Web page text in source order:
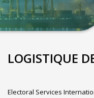
LOGISTIQUE
Electoral Services